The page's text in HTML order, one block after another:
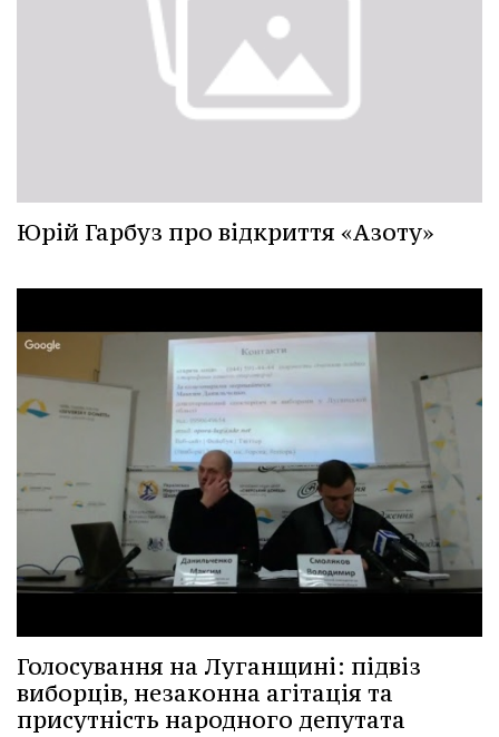
Юрій Гарбуз про відкриття «Азоту»
Голосування на Луганщині: підвіз
виборців, незаконна агітація та
присутність народного депутата